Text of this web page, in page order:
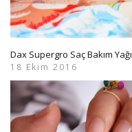
Dax Supergro Saç Bakım Yağı
18 Ekim 2016